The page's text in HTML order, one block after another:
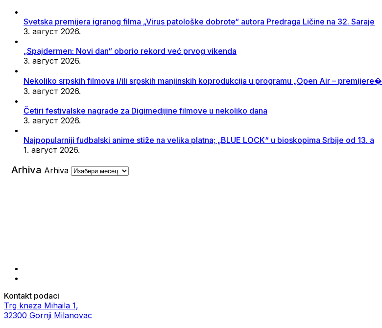
Svetska premijera igranog filma „Virus patološke dobrote“ autora Predraga Ličine na 32. Saraje
3. август 2026.
„Spajdermen: Novi dan“ oborio rekord već prvog vikenda
3. август 2026.
Nekoliko srpskih filmova i/ili srpskih manjinskih koprodukcija u programu „Open Air – premijere�
3. август 2026.
Četiri festivalske nagrade za Digimedijine filmove u nekoliko dana
3. август 2026.
Najpopularniji fudbalski anime stiže na velika platna; „BLUE LOCK“ u bioskopima Srbije od 13. a
1. август 2026.
Arhiva Arhiva
Kontakt podaci
Trg kneza Mihaila 1,
32300 Gornji Milanovac